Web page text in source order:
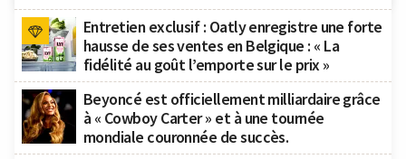
Entretien exclusif : Oatly enregistre une forte
hausse de ses ventes en Belgique : « La
fidélité au goût l’emporte sur le prix »
Beyoncé est officiellement milliardaire grâce
à « Cowboy Carter » et à une tournée
mondiale couronnée de succès.